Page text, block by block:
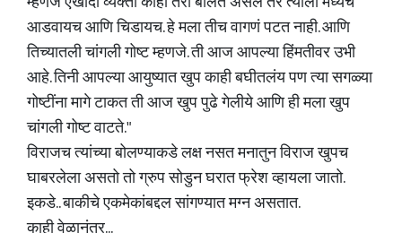
आडवायच आणि चिडायच. हे मला तीच वागणं पटत नाही. आणि
तिच्यातली चांगली गोष्ट म्हणजे. ती आज आपल्या हिंमतीवर उभी
आहे. तिनी आपल्या आयुष्यात खुप काही बघीतलंय पण त्या सगळ्या
गोष्टींना मागे टाकत ती आज खुप पुढे गेलीये आणि ही मला खुप
चांगली गोष्ट वाटते."
विराजच त्यांच्या बोलण्याकडे लक्ष नसत मनातुन विराज खुपच
घाबरलेला असतो तो ग्रुप सोडुन घरात फ्रेश व्हायला जातो.
इकडे.. बाकीचे एकमेकांबद्दल सांगण्यात मग्न असतात.